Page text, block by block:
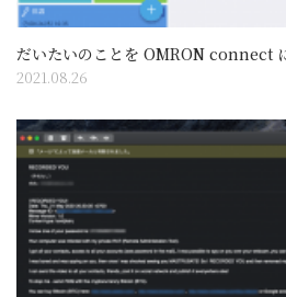
だいたいのことを OMRON connect
2021.08.26